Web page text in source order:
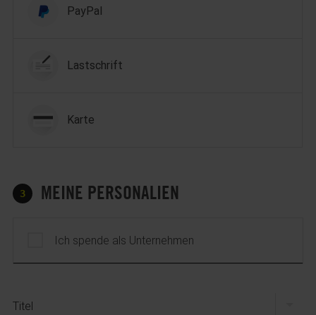
PayPal
Lastschrift
Karte
3 MEINE PERSONALIEN
Ich spende als Unternehmen
Titel